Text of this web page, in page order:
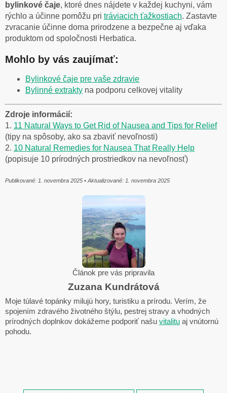
bylinkové čaje, ktoré dnes nájdete v každej kuchyni, vám
rýchlo a účinne pomôžu pri tráviacich ťažkostiach. Zastavte
zvracanie účinne doma prirodzene a bezpečne aj vďaka
produktom od spoločnosti Herbatica.
Mohlo by vás zaujímať:
Bylinkové čaje pre vaše zdravie
Bylinné extrakty na podporu celkovej vitality
Zdroje informácií:
1. 11 Natural Ways to Get Rid of Nausea and Tips for Relief
(tipy na spôsoby, ako sa zbaviť nevoľnosti)
2. 10 Natural Remedies for Nausea That Really Help
(popisuje 10 prírodných prostriedkov na nevoľnosť)
Publikované: 1. novembra 2025 • Aktualizované: 1. novembra 2025
Článok pre vás pripravila
Zuzana Kundrátová
Moje túlavé topánky milujú hory, turistiku a prírodu. Verím, že
spojením zdravého životného štýlu, pestrej stravy a vhodných
prírodných doplnkov dokážeme podporiť našu vitalitu aj vnútornú
pohodu.